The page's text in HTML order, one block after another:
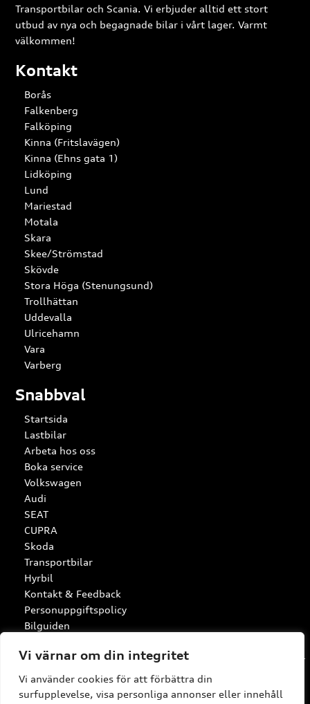
Vi värnar om din integritet
Vi använder cookies för att förbättra din
surfupplevelse, visa personliga annonser eller innehåll
Transportbilar och Scania. Vi erbjuder alltid ett stort
utbud av nya och begagnade bilar i vårt lager. Varmt
välkommen!
Kontakt
Borås
Falkenberg
Falköping
Kinna (Fritslavägen)
Kinna (Ehns gata 1)
Lidköping
Lund
Mariestad
Motala
Skara
Skee/Strömstad
Skövde
Stora Höga (Stenungsund)
Trollhättan
Uddevalla
Ulricehamn
Vara
Varberg
Snabbval
Startsida
Lastbilar
Arbeta hos oss
Boka service
Volkswagen
Audi
SEAT
CUPRA
Skoda
Transportbilar
Hyrbil
Kontakt & Feedback
Personuppgiftspolicy
Bilguiden